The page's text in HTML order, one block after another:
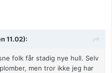
11.02):
folk får stadig nye hull. Selv
men tror ikke jeg har